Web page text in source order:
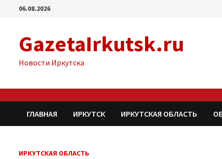
Перейти06.08.2026
GazetaIrkutsk.ru
Новости Иркутска
ГЛАВНАЯ ИРКУТСК ИРКУТСКАЯ ОБЛАСТЬ
ИРКУТСКАЯ ОБЛАСТЬ